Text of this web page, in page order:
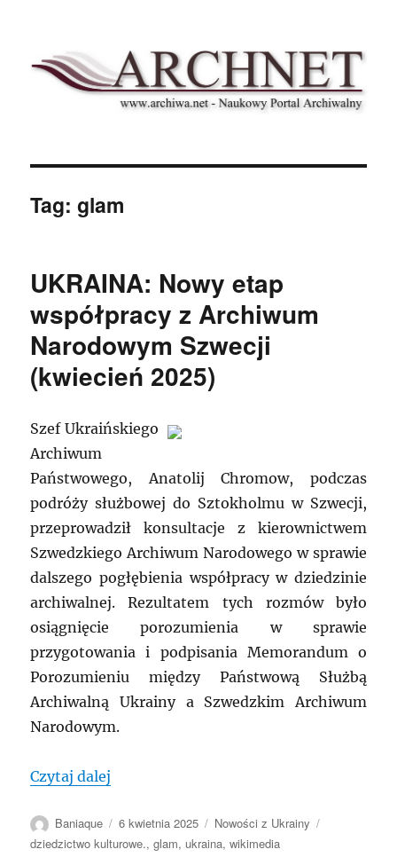
Archnet
Tag:glam
UKRAINA: Nowy etap
współpracy z Archiwum
Narodowym Szwecji
(kwiecień 2025)
Szef Ukraińskiego
Archiwum
Państwowego, Anatolij Chromow, podczas
podróży służbowej do Sztokholmu w Szwecji,
przeprowadził konsultacje z kierownictwem
Szwedzkiego Archiwum Narodowego w sprawie
dalszego pogłębienia współpracy w dziedzinie
archiwalnej. Rezultatem tych rozmów było
osiągnięcie porozumienia w sprawie
przygotowania i podpisania Memorandum o
Porozumieniu między Państwową Służbą
Archiwalną Ukrainy a Szwedzkim Archiwum
Narodowym.
Czytaj dalej
Autor
Baniaque
Data
publikacji
6 kwietnia 2025 Kategorie
Nowości z Ukrainy
dziedzictwo kulturowe.,glam, ukraina,wikimedia